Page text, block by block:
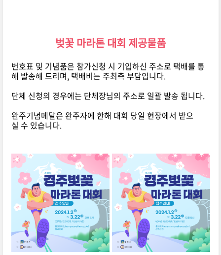
벚꽃 마라톤 대회 제공물품
번호표 및 기념품은 참가신청 시 기입하신 주소로 택배를 통
해 발송해 드리며, 택배비는 주최측 부담입니다.
단체 신청의 경우에는 단체장님의 주소로 일괄 발송 됩니다.
완주기념메달은 완주자에 한해 대회 당일 현장에서 받으
실 수 있습니다.